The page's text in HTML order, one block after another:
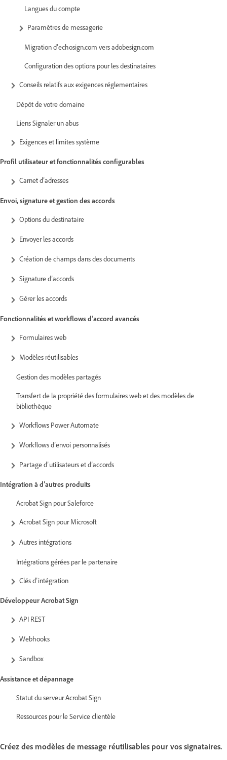
Langues du compte
Paramètres de messagerie
Migration d’echosign.com vers adobesign.com
Configuration des options pour les destinataires
Conseils relatifs aux exigences réglementaires
Dépôt de votre domaine
Liens Signaler un abus
Exigences et limites système
Profil utilisateur et fonctionnalités configurables
Carnet d’adresses
Envoi, signature et gestion des accords
Options du destinataire
Envoyer les accords
Création de champs dans des documents
Signature d’accords
Gérer les accords
Fonctionnalités et workflows d’accord avancés
Formulaires web
Modèles réutilisables
Gestion des modèles partagés
Transfert de la propriété des formulaires web et des modèles de
bibliothèque
Workflows Power Automate
Workflows d’envoi personnalisés
Partage d’utilisateurs et d’accords
Intégration à d’autres produits
Acrobat Sign pour Saleforce
Acrobat Sign pour Microsoft
Autres intégrations
Intégrations gérées par le partenaire
Clés d’intégration
Développeur Acrobat Sign
API REST
Webhooks
Sandbox
Assistance et dépannage
Statut du serveur Acrobat Sign
Ressources pour le Service clientèle
Créez des modèles de message réutilisables pour vos signataires.